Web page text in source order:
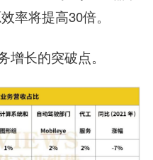
率将提高30倍。
长的突破点。